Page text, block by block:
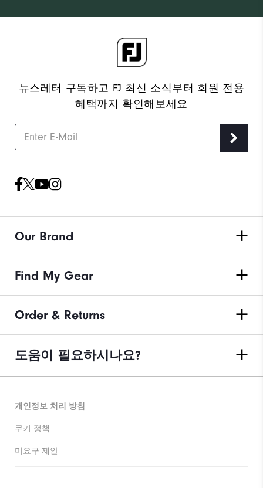
뉴스레터 구독하고 FJ 최신 소식부터 회원 전용
혜택까지 확인해보세요
Our Brand
Find My Gear
Order & Returns
도움이 필요하시나요?
개인정보 처리 방침
쿠키 정책
미요구 제안